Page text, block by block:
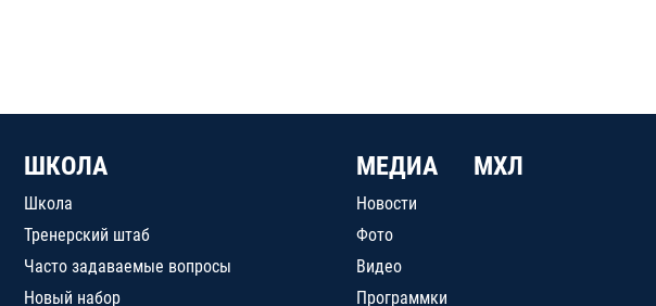
ШКОЛА
Школа
Тренерский штаб
Часто задаваемые вопросы
Новый набор
МЕДИА
Новости
Фото
Видео
Программки
МХЛ